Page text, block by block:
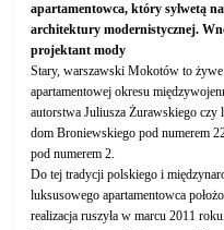
apartamentowca, który sylwetą
architektury modernistycznej.
projektant mody
Stary, warszawski Mokotów to
apartamentowej okresu
autorstwa Juliusza Żurawskiego
dom Broniewskiego pod numerem
pod numerem 2.
Do tej tradycji polskiego i
luksusowego apartamentowca
realizacja ruszyła w marcu 2011